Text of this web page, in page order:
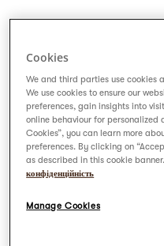
Що у
Cookies
We and third parties use cookies
We use cookies to ensure our
preferences, gain insights into
online behaviour for personalized
Cookies”, you can learn more
preferences. By clicking on
as described in this cookie banner.
конфіденційність
Manage Cookies